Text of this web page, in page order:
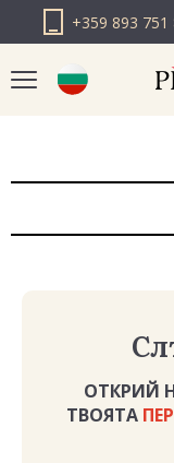
+359 893 751
PICK N
PICK N
ОТКРИЙ
ТВОЯТА